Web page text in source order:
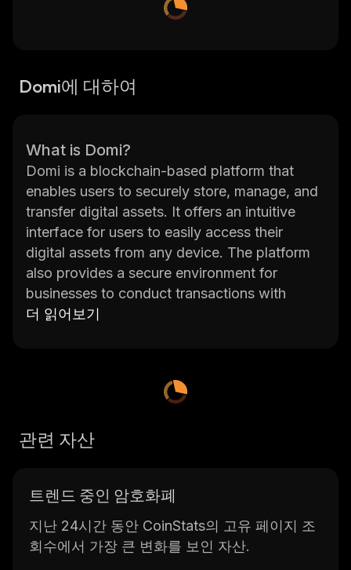
Domi에 대하여
What is Domi?
Domi is a blockchain-based platform that
enables users to securely store, manage, and
transfer digital assets. It offers an intuitive
interface for users to easily access their
digital assets from any device. The platform
also provides a secure environment for
businesses to conduct transactions with
customers without the need for third-party
The platform utilizes advanced cryptography
ensure the security of all transactions
encryption algorithms which ensures that only
authorized users can access it. Additionally,
Domi has implemented several layers of
security protocols such as multi-signature
더 읽어보기
관련 자산
트렌드 중인 암호화폐
지난 24시간 동안 CoinStats의 고유 페이지 조
회수에서 가장 큰 변화를 보인 자산.